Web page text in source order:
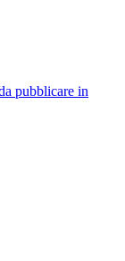
pubblicare in